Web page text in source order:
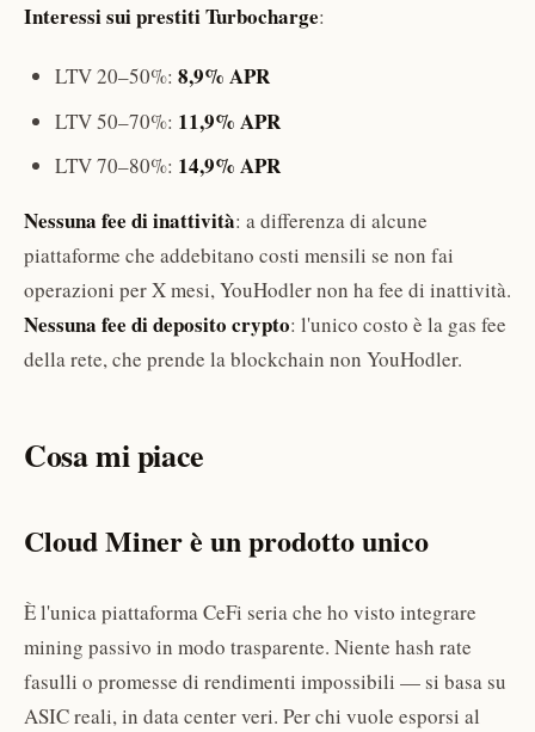
Interessi sui prestiti Turbocharge:
LTV 20–50%: 8,9% APR
LTV 50–70%: 11,9% APR
LTV 70–80%: 14,9% APR
Nessuna fee di inattività: a differenza di alcune
piattaforme che addebitano costi mensili se non fai
operazioni per X mesi, YouHodler non ha fee di inattività.
Nessuna fee di deposito crypto: l'unico costo è la gas fee
della rete, che prende la blockchain non YouHodler.
Cosa mi piace
Cloud Miner è un prodotto unico
È l'unica piattaforma CeFi seria che ho visto integrare
mining passivo in modo trasparente. Niente hash rate
fasulli o promesse di rendimenti impossibili — si basa su
ASIC reali, in data center veri. Per chi vuole esporsi al